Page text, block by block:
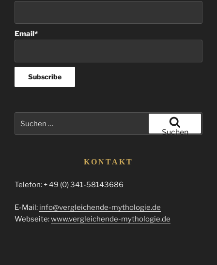
Email*
nach:
Suchen
KONTAKT
Telefon: + 49 (0) 341-58143686
E-Mail: info@vergleichende-mythologie.de
Webseite:www.vergleichende-mythologie.de